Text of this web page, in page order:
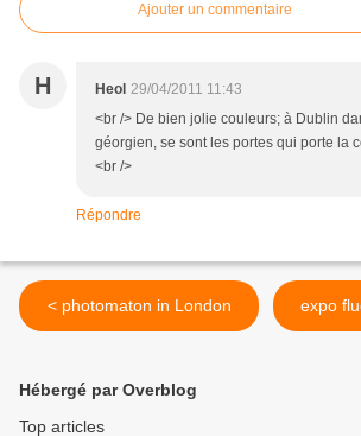
Ajouter un commentaire
H Heol 29/04/2011 11:43
<br /> De bien jolie couleurs; à Dublin
géorgien, se sont les portes qui porte la
<br />
Répondre
< photomaton in London
Hébergé par Overblog
Top articles